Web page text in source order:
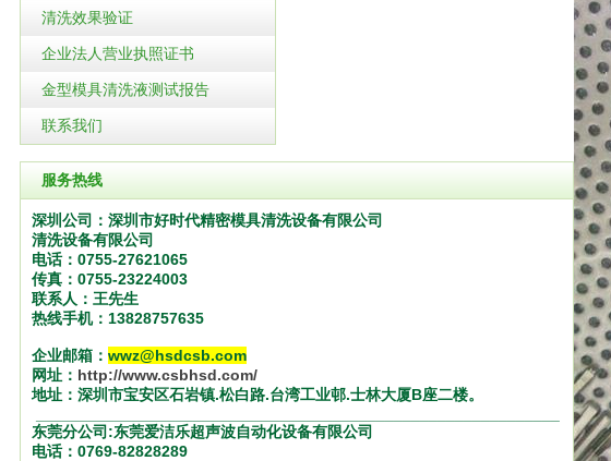
清洗效果验证
企业法人营业执照证书
金型模具清洗液测试报告
联系我们
服务热线
深圳公司：深圳市好时代精密模具清洗设备有限公司
清洗设备有限公司
电话：0755-27621065
传真：0755-23224003
联系人：王先生
热线手机：13828757635
企业邮箱： wwz@hsdcsb.com
网址： http://www.csbhsd.com/
地址：深圳市宝安区石岩镇.松白路.台湾工业邨.士林大厦B座二楼。
东莞分公司:东莞爱洁乐超声波自动化设备有限公司
电话：0769-82828289